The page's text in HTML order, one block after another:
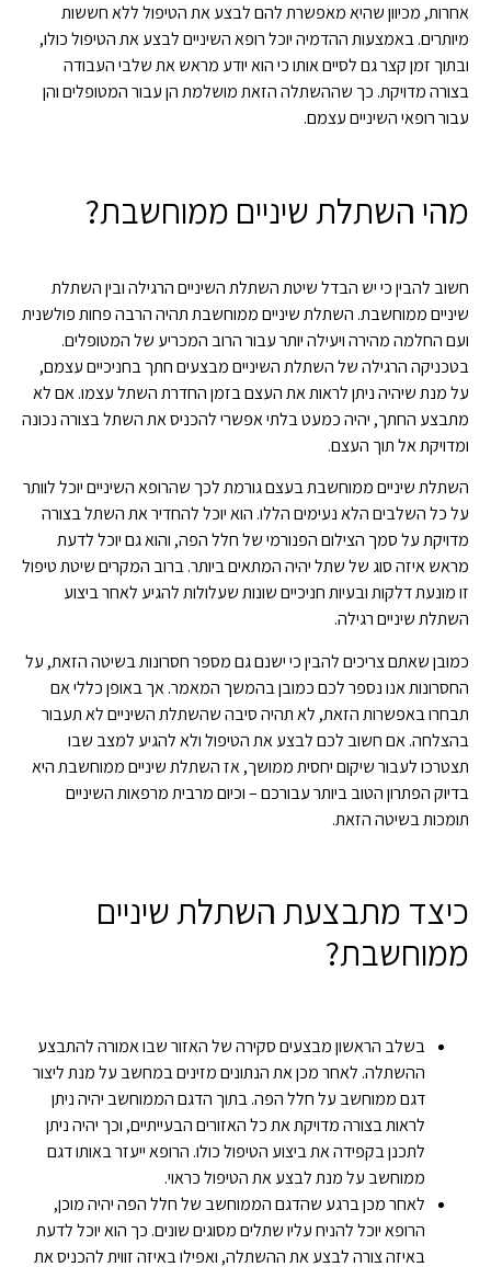
אחרות, מכיוון שהיא מאפשרת להם לבצע את הטיפול ללא חששות
מיותרים. באמצעות ההדמיה יוכל רופא השיניים לבצע את הטיפול כולו,
ובתוך זמן קצר גם לסיים אותו כי הוא יודע מראש את שלבי העבודה
בצורה מדויקת. כך שההשתלה הזאת מושלמת הן עבור המטופלים והן
עבור רופאי השיניים עצמם.
מהי השתלת שיניים ממוחשבת?
חשוב להבין כי יש הבדל שיטת השתלת השיניים הרגילה ובין השתלת
שיניים ממוחשבת. השתלת שיניים ממוחשבת תהיה הרבה פחות פולשנית
ועם החלמה מהירה ויעילה יותר עבור הרוב המכריע של המטופלים.
בטכניקה הרגילה של השתלת השיניים מבצעים חתך בחניכיים עצמם,
על מנת שיהיה ניתן לראות את העצם בזמן החדרת השתל עצמו. אם לא
מתבצע החתך, יהיה כמעט בלתי אפשרי להכניס את השתל בצורה נכונה
ומדויקת אל תוך העצם.
השתלת שיניים ממוחשבת בעצם גורמת לכך שהרופא השיניים יוכל לוותר
על כל השלבים הלא נעימים הללו. הוא יוכל להחדיר את השתל בצורה
מדויקת על סמך הצילום הפנורמי של חלל הפה, והוא גם יוכל לדעת
מראש איזה סוג של שתל יהיה המתאים ביותר. ברוב המקרים שיטת טיפול
זו מונעת דלקות ובעיות חניכיים שונות שעלולות להגיע לאחר ביצוע
השתלת שיניים רגילה.
כמובן שאתם צריכים להבין כי ישנם גם מספר חסרונות בשיטה הזאת, על
החסרונות אנו נספר לכם כמובן בהמשך המאמר. אך באופן כללי אם
תבחרו באפשרות הזאת, לא תהיה סיבה שהשתלת השיניים לא תעבור
בהצלחה. אם חשוב לכם לבצע את הטיפול ולא להגיע למצב שבו
תצטרכו לעבור שיקום יחסית ממושך, אז השתלת שיניים ממוחשבת היא
בדיוק הפתרון הטוב ביותר עבורכם – וכיום מרבית מרפאות השיניים
תומכות בשיטה הזאת.
כיצד מתבצעת השתלת שיניים
ממוחשבת?
בשלב הראשון מבצעים סקירה של האזור שבו אמורה להתבצע
ההשתלה. לאחר מכן את הנתונים מזינים במחשב על מנת ליצור
דגם ממוחשב על חלל הפה. בתוך הדגם הממוחשב יהיה ניתן
לראות בצורה מדויקת את כל האזורים הבעייתיים, וכך יהיה ניתן
לתכנן בקפידה את ביצוע הטיפול כולו. הרופא ייעזר באותו דגם
ממוחשב על מנת לבצע את הטיפול כראוי.
לאחר מכן ברגע שהדגם הממוחשב של חלל הפה יהיה מוכן,
הרופא יוכל להניח עליו שתלים מסוגים שונים. כך הוא יוכל לדעת
באיזה צורה לבצע את ההשתלה, ואפילו באיזה זווית להכניס את